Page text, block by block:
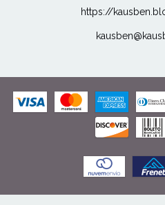
https://